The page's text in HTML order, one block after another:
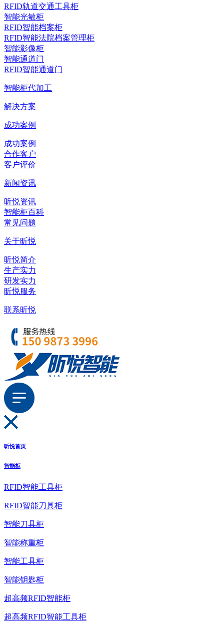
RFID轨道交通工具柜
智能光敏柜
RFID智能档案柜
RFID智能法院档案管理柜
智能影像柜
智能通道门
RFID智能通道门
智能柜代加工
解决方案
成功案例
成功案例
合作客户
客户评价
新闻资讯
昕悦资讯
智能柜百科
常见问题
关于昕悦
昕悦简介
生产实力
研发实力
昕悦服务
联系昕悦
昕悦首页
智能柜
RFID智能工具柜
RFID智能刀具柜
智能刀具柜
智能称重柜
智能工具柜
智能钥匙柜
超高频RFID智能柜
超高频RFID智能工具柜